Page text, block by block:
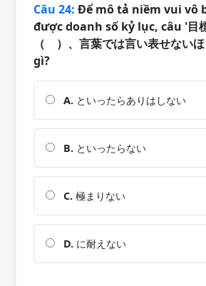
Câu 24: Để mô tả niềm vui vô
được doanh số kỷ lục, câu '目
（ ）、言葉では言い表せない
gì?
A. といったらありはしない
B. といったらない
C. 極まりない
D. に耐えない